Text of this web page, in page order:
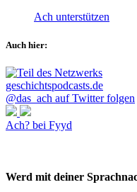
Ach unterstützen
Auch hier:
@das_ach auf Twitter folgen
Ach? bei Fyyd
Werd mit deiner